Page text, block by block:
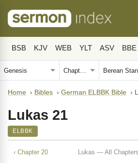
BSB KJV WEB YLT ASV BBE
Home › Bibles › German ELBBK Bible ›
Lukas 21
ELBBK
‹ Chapter 20 Lukas — All Chapters